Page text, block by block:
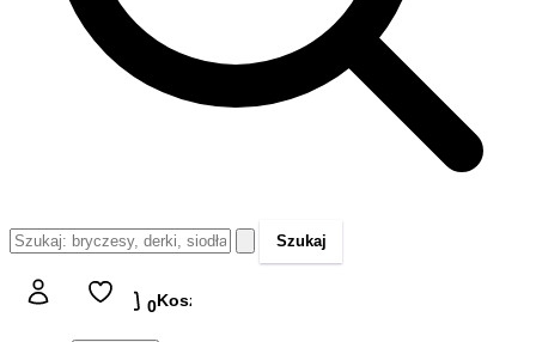
Szukaj
Koszyk 0Koszyk